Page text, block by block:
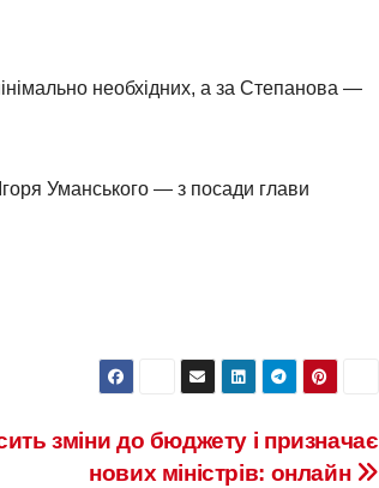
необхідних, а за Степанова —
Уманського — з посади глави
зміни до бюджету і призначає
нових міністрів: онлайн